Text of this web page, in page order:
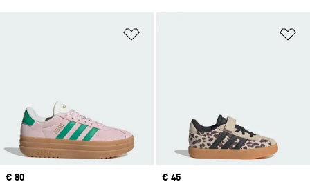
Price
€ 80
Price
€ 45